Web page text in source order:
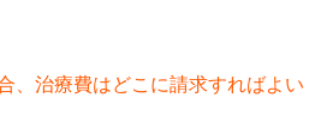
、治療費はどこに請求すればよい